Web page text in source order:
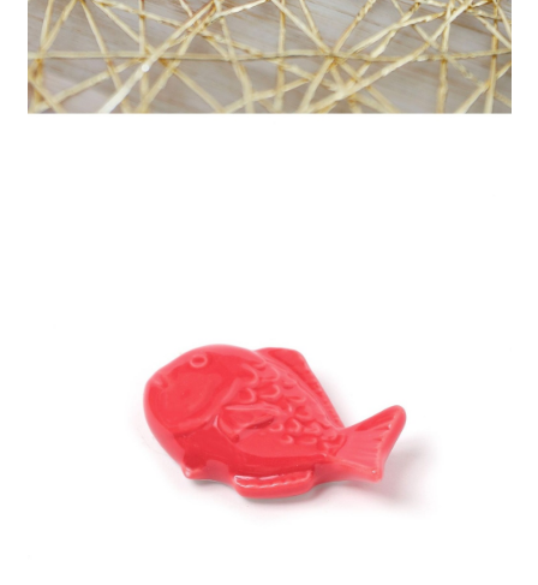
４．使用「AFTEE先享後付」時，將依據個別帳號之用戶狀況，依本公司即
時審查核予不同之上限額度；若仍有額度不足之情形，本公司將視審查結果
請求用戶進行身份認證。
５．嚴禁一人註冊多個帳號或使用他人資訊註冊。若發現惡意使用之情形，
恩沛科技股份有限公司將有權停止該用戶之使用額度並採取法律行動。